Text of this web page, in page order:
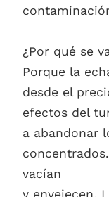
¿Por qué se
Porque la
desde el
efectos del
a abandonar
vacían
y envejecen.